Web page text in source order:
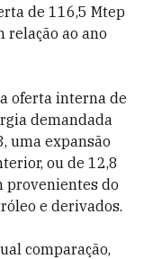
de 116,5 Mtep
relação ao ano
oferta interna de
demandada
uma expansão
ou de 12,8
provenientes do
e derivados.
comparação,